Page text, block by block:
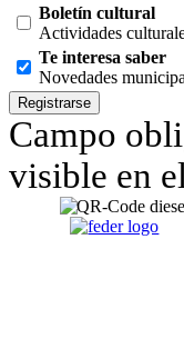
Boletín cultural
Actividades
Te interesa saber
Novedades
Campo
visible en